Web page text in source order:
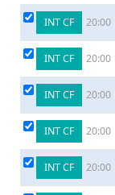
INT CF 20:00
INT CF 20:00
INT CF 20:00
INT CF 20:00
INT CF 20:00